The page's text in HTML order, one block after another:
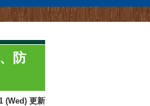
防
(Wed) 更新